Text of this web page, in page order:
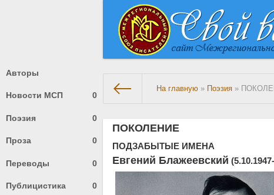
Авторы
Новости МСП 0
Поэзия 0
Проза 0
Переводы 0
Публицистика 0
На главную » Поэзия »
ПОКОЛЕНИЕ
ПОДЗАБЫТЫЕ ИМЕНА
Евгений Блажеевский